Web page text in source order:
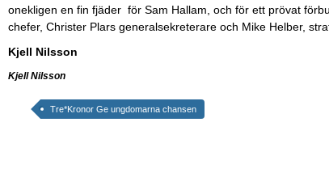
onekligen en fin fjäder för Sam Hallam, och för ett prövat
chefer, Christer Plars generalsekreterare och Mike Helber,
Kjell Nilsson
Kjell Nilsson
Tre*Kronor Ge ungdomarna chansen